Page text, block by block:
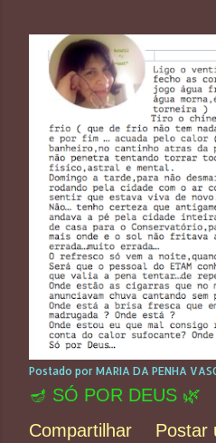
Postado por MARIA DA PENHA
🪔 SÓ POR DEUS 🌿
Compartilhar
Postar